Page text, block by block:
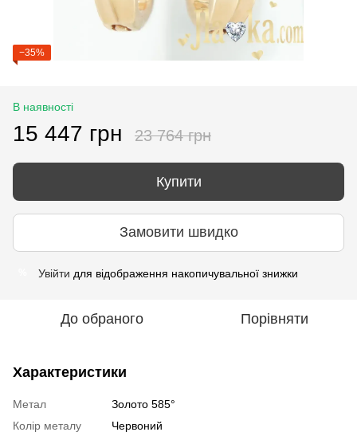
−35%
В наявності
15 447 грн 23 764 грн
Купити
Замовити швидко
Увійти для відображення накопичувальної знижки
До обраного Порівняти
Характеристики
Метал
Золото 585°
Колір металу
Червоний